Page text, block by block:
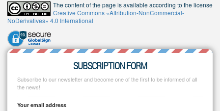
The content of the page is available according to the license
Creative Commons «Attribution-NonCommercial-
NoDerivatives» 4.0 International
SUBSCRIPTION FORM
Subscribe to our newsletter and become one of the first to be informed of all
the news!
Your email address